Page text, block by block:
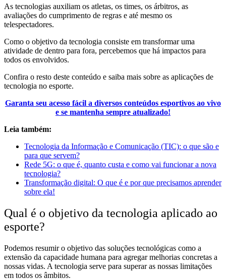
As tecnologias auxiliam os atletas, os times, os árbitros, as
avaliações do cumprimento de regras e até mesmo os
telespectadores.
Como o objetivo da tecnologia consiste em transformar uma
atividade de dentro para fora, percebemos que há impactos para
todos os envolvidos.
Confira o resto deste conteúdo e saiba mais sobre as aplicações de
tecnologia no esporte.
Garanta seu acesso fácil a diversos conteúdos esportivos ao vivo
e se mantenha sempre atualizado!
Leia também:
Tecnologia da Informação e Comunicação (TIC): o que são e
para que servem?
Rede 5G: o que é, quanto custa e como vai funcionar a nova
tecnologia?
Transformação digital: O que é e por que precisamos aprender
sobre ela!
Qual é o objetivo da tecnologia aplicado ao
esporte?
Podemos resumir o objetivo das soluções tecnológicas como a
extensão da capacidade humana para agregar melhorias concretas a
nossas vidas. A tecnologia serve para superar as nossas limitações
em todos os âmbitos.